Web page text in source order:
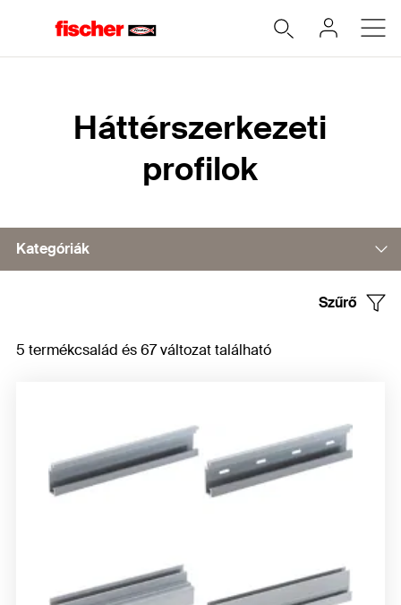
Háttérszerkezeti
profilok
Kategóriák
Függőleges profilok
Szűrő
5 termékcsalád és 67 változat található